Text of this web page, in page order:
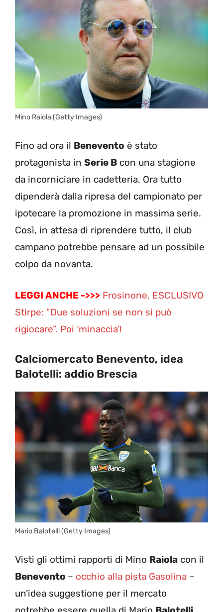
Mino Raiola (Getty Images)
Fino ad ora il Benevento è stato
protagonista in Serie B con una stagione
da incorniciare in cadetteria. Ora tutto
dipenderà dalla ripresa del campionato per
ipotecare la promozione in massima serie.
Così, in attesa di riprendere tutto, il club
campano potrebbe pensare ad un possibile
colpo da novanta.
LEGGI ANCHE ->>> Frosinone, ESCLUSIVO
Stirpe: “Due soluzioni se non si può
rigiocare”. Poi ‘minaccia’!
Calciomercato Benevento, idea
Balotelli: addio Brescia
Mario Balotelli (Getty Images)
Visti gli ottimi rapporti di Mino Raiola con il
Benevento – occhio alla pista Gasolina –
un’idea suggestione per il mercato